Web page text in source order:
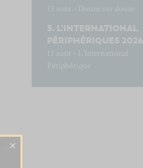
13 août - Douze sur douze
L’INTERNATIONAL
PÉRIPHÉRIQUES 2026
13 août - L’International
Périphérique
×